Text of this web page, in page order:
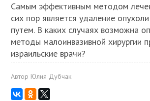
Самым эффективным методом
сих пор является удаление
путем. В каких случаях возможна
методы малоинвазивной хирургии
израильские врачи?
Автор Юлия Дубчак